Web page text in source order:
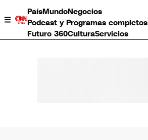
PaísMundoNegocios
Podcast y Programas completos
Futuro 360CulturaServicios